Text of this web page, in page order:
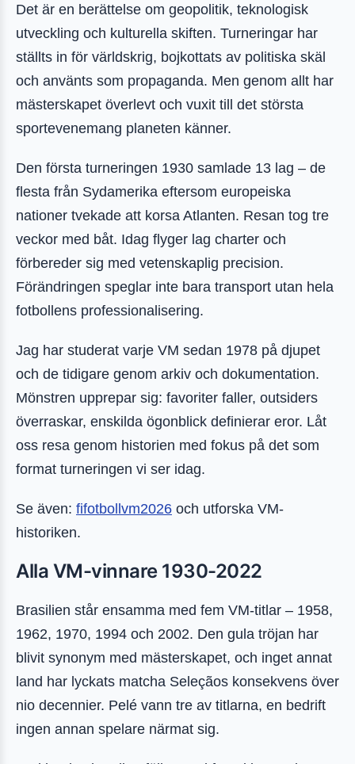
Det är en berättelse om geopolitik, teknologisk
utveckling och kulturella skiften. Turneringar har
ställts in för världskrig, bojkottats av politiska skäl
och använts som propaganda. Men genom allt har
mästerskapet överlevt och vuxit till det största
sportevenemang planeten känner.
Den första turneringen 1930 samlade 13 lag – de
flesta från Sydamerika eftersom europeiska
nationer tvekade att korsa Atlanten. Resan tog tre
veckor med båt. Idag flyger lag charter och
förbereder sig med vetenskaplig precision.
Förändringen speglar inte bara transport utan hela
fotbollens professionalisering.
Jag har studerat varje VM sedan 1978 på djupet
och de tidigare genom arkiv och dokumentation.
Mönstren upprepar sig: favoriter faller, outsiders
överraskar, enskilda ögonblick definierar eror. Låt
oss resa genom historien med fokus på det som
format turneringen vi ser idag.
Se även: fifotbollvm2026 och utforska VM-
historiken.
Alla VM-vinnare 1930-2022
Brasilien står ensamma med fem VM-titlar – 1958,
1962, 1970, 1994 och 2002. Den gula tröjan har
blivit synonym med mästerskapet, och inget annat
land har lyckats matcha Seleçãos konsekvens över
nio decennier. Pelé vann tre av titlarna, en bedrift
ingen annan spelare närmat sig.